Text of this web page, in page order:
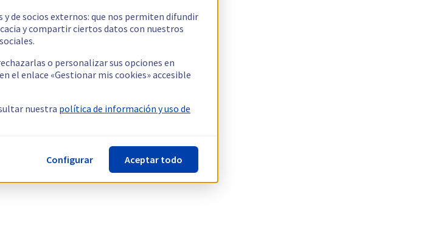
y de socios externos: que nos permiten difundir
y compartir ciertos datos con nuestros
o personalizar sus opciones en
el enlace «Gestionar mis cookies» accesible
nuestra política de información y uso de
Configurar Aceptar todo